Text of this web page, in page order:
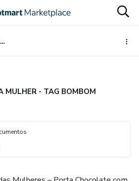
DIA DA MULHER - TAG BOMBOM
MULHER - TAG BOMBOM